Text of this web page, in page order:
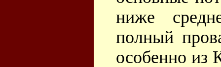
ниже
полный
особенно из